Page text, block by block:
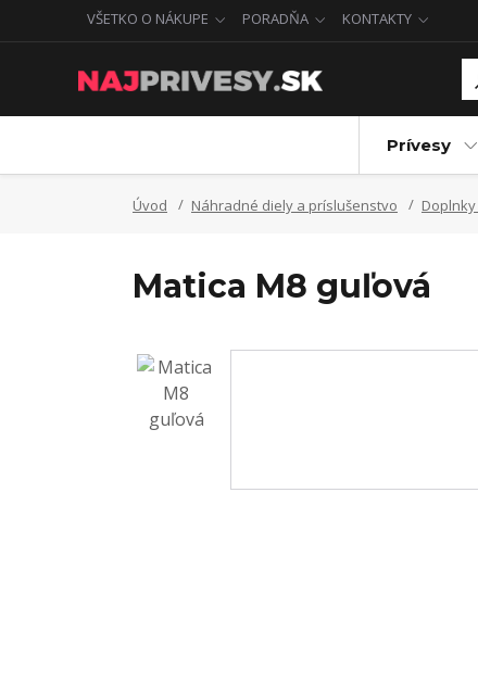
VŠETKO O NÁKUPE PORADŇA KONTAKTY
Prívesy
Úvod Náhradné diely a príslušenstvo
Matica M8 guľová